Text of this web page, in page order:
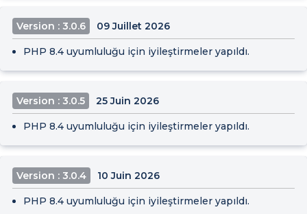
Version : 3.0.6 09 Juillet 2026
PHP 8.4 uyumluluğu için iyileştirmeler yapıldı.
Version : 3.0.5 25 Juin 2026
PHP 8.4 uyumluluğu için iyileştirmeler yapıldı.
Version : 3.0.4 10 Juin 2026
PHP 8.4 uyumluluğu için iyileştirmeler yapıldı.